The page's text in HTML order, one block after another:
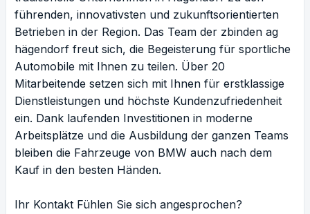
führenden, innovativsten und zukunftsorientierten
Betrieben in der Region. Das Team der zbinden ag
hägendorf freut sich, die Begeisterung für sportliche
Automobile mit Ihnen zu teilen. Über 20
Mitarbeitende setzen sich mit Ihnen für erstklassige
Dienstleistungen und höchste Kundenzufriedenheit
ein. Dank laufenden Investitionen in moderne
Arbeitsplätze und die Ausbildung der ganzen Teams
bleiben die Fahrzeuge von BMW auch nach dem
Kauf in den besten Händen.
Ihr Kontakt Fühlen Sie sich angesprochen?